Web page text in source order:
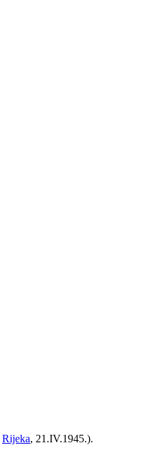
Rijeka, 21.IV.1945.).